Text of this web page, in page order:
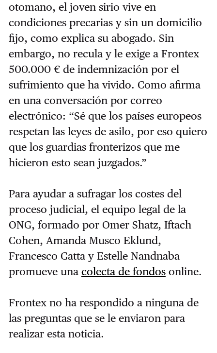
otomano, el joven sirio vive en
condiciones precarias y sin un domicilio
fijo, como explica su abogado. Sin
embargo, no recula y le exige a Frontex
500.000 € de indemnización por el
sufrimiento que ha vivido. Como afirma
en una conversación por correo
electrónico: “Sé que los países europeos
respetan las leyes de asilo, por eso quiero
que los guardias fronterizos que me
hicieron esto sean juzgados.”
Para ayudar a sufragar los costes del
proceso judicial, el equipo legal de la
ONG, formado por Omer Shatz, Iftach
Cohen, Amanda Musco Eklund,
Francesco Gatta y Estelle Nandnaba
promueve una colecta de fondosonline.
Frontex no ha respondido a ninguna de
las preguntas que se le enviaron para
realizar esta noticia.